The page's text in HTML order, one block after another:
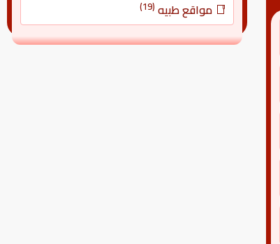
مواقع طبيه (19)